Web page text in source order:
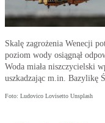
Skalę zagrożenia Wenecji
poziom wody osiągnął
Woda miała niszczycielski
uszkadzając m.in. Bazylikę
Foto: Ludovico Lovisetto Unsplash